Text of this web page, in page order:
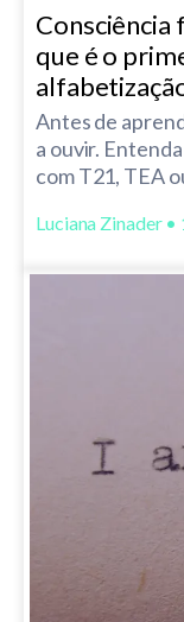
Consciência
que é o
Antes de
a ouvir.
com T21, TEA
Luciana Zinader